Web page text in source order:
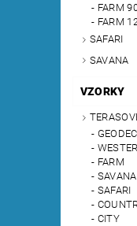
FARM
FARM
SAFARI
SAVANA
VZORKY
FARM
SAVANA
SAFARI
CITY